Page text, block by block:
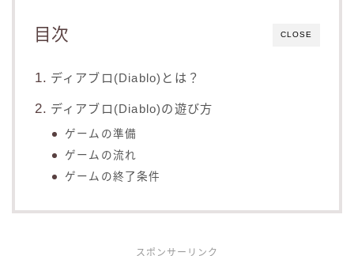
CLOSE
目次
ディアブロ(Diablo)とは？
ディアブロ(Diablo)の遊び方
ゲームの準備
ゲームの流れ
ゲームの終了条件
スポンサーリンク